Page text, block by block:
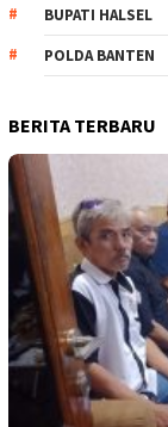
BUPATI HALSEL
POLDA BANTEN
BERITA TERBARU